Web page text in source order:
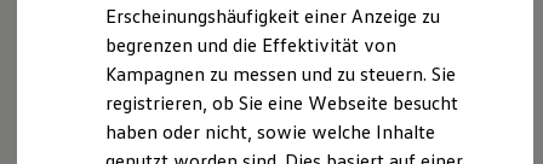
Marke und Erlebnis
Volkswagen R und R Experience
R-Modelle
R Experience
Driving Experience
Volkswagen entdecken
Werkbesichtigung
Rahmenbedingungen
Verfahren regeln die Lösung von
Konflikten beim Datenzugriff
Erscheinungshäufigkeit einer Anzeige zu
begrenzen und die Effektivität von
Kampagnen zu messen und zu steuern. Sie
registrieren, ob Sie eine Webseite besucht
haben oder nicht, sowie welche Inhalte